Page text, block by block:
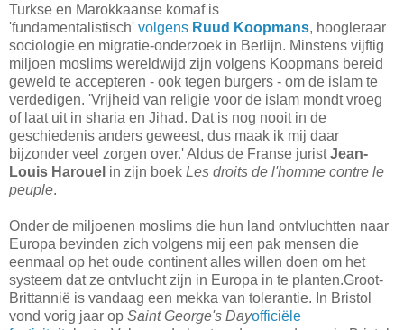
Turkse en Marokkaanse komaf is
'fundamentalistisch' volgens Ruud Koopmans, hoogleraar
sociologie en migratie-onderzoek in Berlijn. Minstens vijftig
miljoen moslims wereldwijd zijn volgens Koopmans bereid
geweld te accepteren - ook tegen burgers - om de islam te
verdedigen. 'Vrijheid van religie voor de islam mondt vroeg
of laat uit in sharia en Jihad. Dat is nog nooit in de
geschiedenis anders geweest, dus maak ik mij daar
bijzonder veel zorgen over.' Aldus de Franse juristJean-
Louis Harouel in zijn boek Les droits de l'homme contre le
peuple.
Onder de miljoenen moslims die hun land ontvluchtten naar
Europa bevinden zich volgens mij een pak mensen die
eenmaal op het oude continent alles willen doen om het
systeem dat ze ontvlucht zijn in Europa in te planten.Groot-
Brittannië is vandaag een mekka van tolerantie. In Bristol
vond vorig jaar op Saint George's Dayofficiële